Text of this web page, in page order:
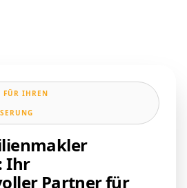
IHREN
Ihr
Partner für